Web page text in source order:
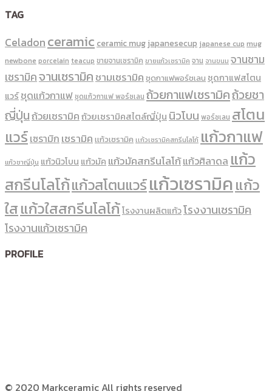
TAG
Celadonceramic ceramic mug japanesecup japanese cup mug
newbone porcelain teacup ขายจานเซรามิค ขายแก้วเซรามิค จาน จานขนม จานชาม
เซรามิคจานเซรามิคชามเซรามิคชุดกาแฟพอร์ชเลน ชุดกาแฟสโตน
แวร์ชุดแก้วกาแฟชุดแก้วกาแฟ พอร์ซเลน ถ้วยกาแฟเซรามิคถ้วยชา
ญี่ปุ่นถ้วยเซรามิคถ้วยเซรามิคสไตล์ญี่ปุ่น นิวโบน พอร์ซเลน สโตน
แวร์เซรามิกเซรามิคเเก้วเซรามิค เเก้วเซรามิคสกรีนโลโก้ แก้วกาแฟ
แก้วชาญี่ปุ่น แก้วนิวโบน แก้วมัคแก้วมัคสกรีนโลโก้แก้วศิลาดล แก้ว
สกรีนโลโก้แก้วสโตนแวร์แก้วเซรามิคแก้ว
ใสแก้วใสสกรีนโลโก้โรงงานผลิตแก้วโรงงานเซรามิค
โรงงานแก้วเซรามิค
PROFILE
© 2020 Markceramic All rights reserved